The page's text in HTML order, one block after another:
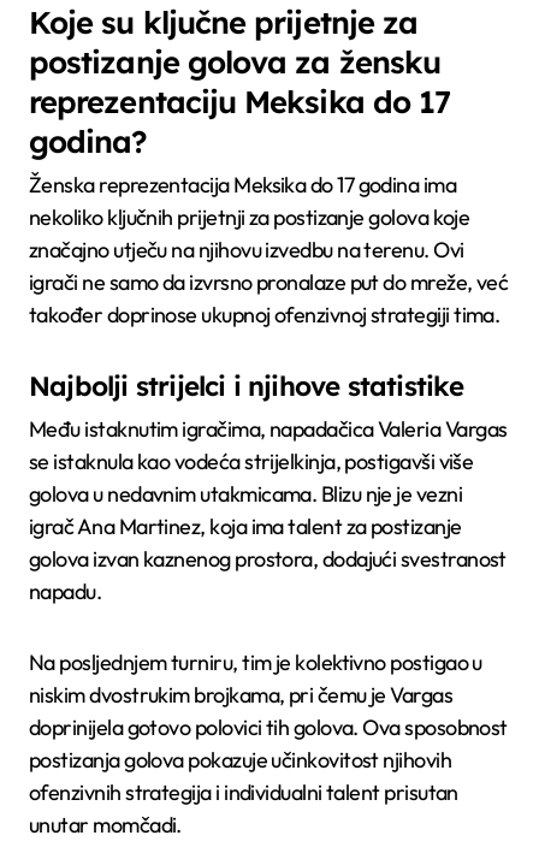
Koje su ključne prijetnje za
postizanje golova za žensku
reprezentaciju Meksika do 17
godina?
Ženska reprezentacija Meksika do 17 godina ima
nekoliko ključnih prijetnji za postizanje golova koje
značajno utječu na njihovu izvedbu na terenu. Ovi
igrači ne samo da izvrsno pronalaze put do mreže, već
također doprinose ukupnoj ofenzivnoj strategiji tima.
Najbolji strijelci i njihove statistike
Među istaknutim igračima, napadačica Valeria Vargas
se istaknula kao vodeća strijelkinja, postigavši više
golova u nedavnim utakmicama. Blizu nje je vezni
igrač Ana Martinez, koja ima talent za postizanje
golova izvan kaznenog prostora, dodajući svestranost
napadu.
Na posljednjem turniru, tim je kolektivno postigao u
niskim dvostrukim brojkama, pri čemu je Vargas
doprinijela gotovo polovici tih golova. Ova sposobnost
postizanja golova pokazuje učinkovitost njihovih
ofenzivnih strategija i individualni talent prisutan
unutar momčadi.